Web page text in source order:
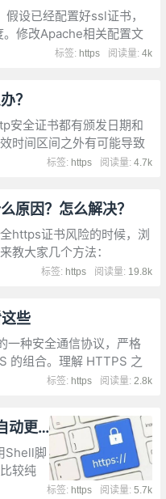
设已经配置好ssl证书，
修改Apache相关配置文
网站域名为xxx.com。
阅读量:4k
标签: https
？
安全证书都有颁发日期和
时间区间之外有可能导致
期或还未生效,网站的https
阅读量:4.7k
标签: https
原因？怎么解决？
https证书风险的时候，浏
教大家几个方法：
阅读量: 19.8k
标签: https
些
一种安全通信协议，严格
的组合。理解 HTTPS 之
础概念，比如：明文、密
阅读量: 2.8k
标签: https
使用acme.sh撸一个免费且自动更新的HTTPS证书
Shell脚
较纯
（可以
阅读量:5.7k
标签: https